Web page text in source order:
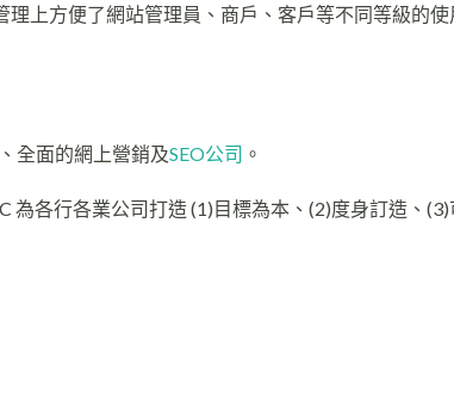
上方便了網站管理員、商戶、客戶等不同等級的
全面的網上營銷及SEO公司 。
各行各業公司打造 (1)目標為本、(2)度身訂造、(3)